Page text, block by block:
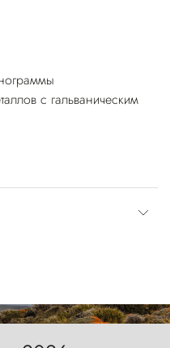
с гальваническим